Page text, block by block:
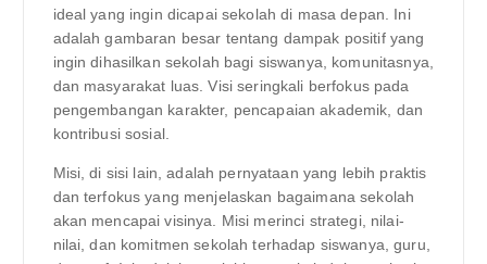
ideal yang ingin dicapai sekolah di masa depan. Ini
adalah gambaran besar tentang dampak positif yang
ingin dihasilkan sekolah bagi siswanya, komunitasnya,
dan masyarakat luas. Visi seringkali berfokus pada
pengembangan karakter, pencapaian akademik, dan
kontribusi sosial.
Misi, di sisi lain, adalah pernyataan yang lebih praktis
dan terfokus yang menjelaskan bagaimana sekolah
akan mencapai visinya. Misi merinci strategi, nilai-
nilai, dan komitmen sekolah terhadap siswanya, guru,